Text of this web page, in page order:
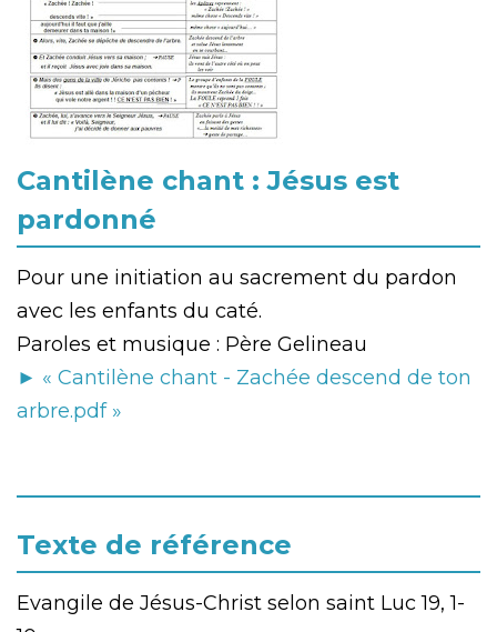
Cantilène chant : Jésus est
pardonné
Pour une initiation au sacrement du pardon
avec les enfants du caté.
Paroles et musique : Père Gelineau
► « Cantilène chant - Zachée descend de ton
arbre.pdf »
Texte de référence
Evangile de Jésus-Christ selon saint Luc 19, 1-